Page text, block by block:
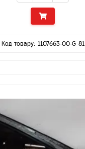
Код товару: 1107663-00-G 81